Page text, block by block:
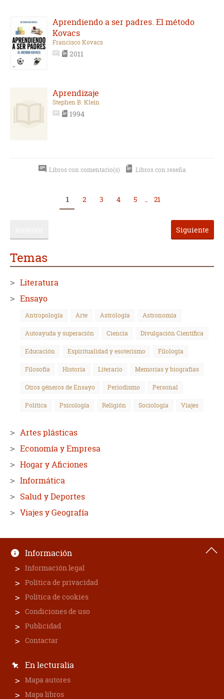
Aprendiendo a ser padres. El método
Kovacs
Francisco Kovacs
2011
Aprendizaje
Stephen B. Klein
1994
Libros con comentario(s) Libros con reseña
1 2 3 4 5 ... 21
Siguiente
Temas
Literatura
Ensayo
Antropología Arte Astrología Astronomía
Autoayuda y superación Ciencia Divulgación Científica
Educación Espiritualidad y esoterismo Filología
Filosofía Historia Literario Memorias y biografías
Otros géneros de Ensayo Periodismo Personal
Política Psicología Religión Sociología Viajes
Artes plásticas
Economía y Empresa
Hogar y Aficiones
Informática
Salud y Deportes
Viajes y Geografía
Información
Información legal
Política de privacidad
Política de cookies
Condiciones de uso
Publicidad
Contactar
En lecturalia
Mapa autores
Mapa libros